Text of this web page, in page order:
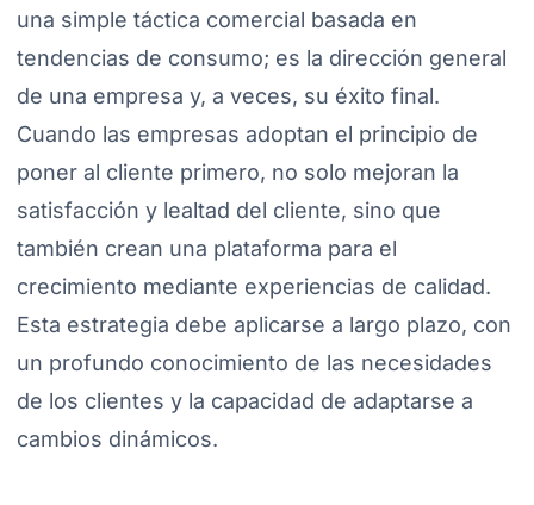
una simple táctica comercial basada en
tendencias de consumo; es la dirección general
de una empresa y, a veces, su éxito final.
Cuando las empresas adoptan el principio de
poner al cliente primero, no solo mejoran la
satisfacción y lealtad del cliente, sino que
también crean una plataforma para el
crecimiento mediante experiencias de calidad.
Esta estrategia debe aplicarse a largo plazo, con
un profundo conocimiento de las necesidades
de los clientes y la capacidad de adaptarse a
cambios dinámicos.